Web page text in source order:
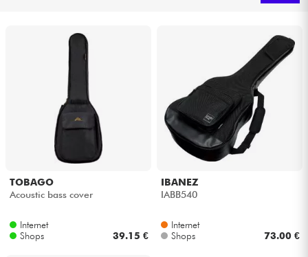
Klaviere & Piano
Synths & samplers
Studio
Kopfhörer
TOBAGO
Acoustic bass cover
Internet
Shops
39.15 €
IBANEZ
IABB540
Internet
Shops
73.00 €